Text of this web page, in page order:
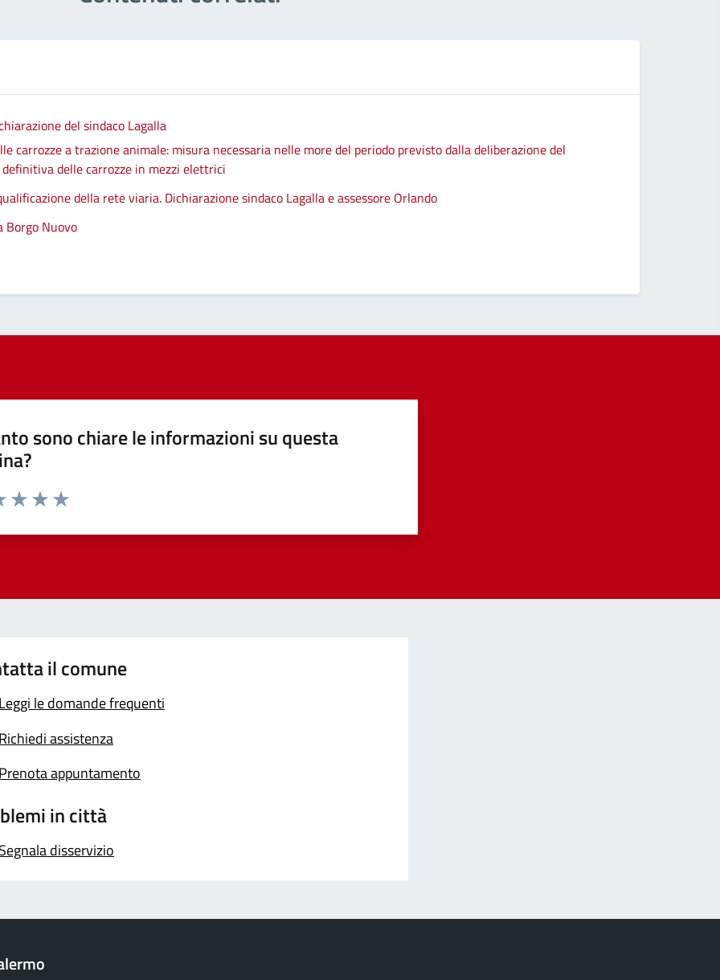
del sindaco Lagalla
carrozze a trazione animale: misura necessaria nelle more del periodo previsto dalla deliberazione del
delle carrozze in mezzi elettrici
della rete viaria. Dichiarazione sindaco Lagalla e assessore Orlando
Borgo Nuovo
sono chiare le informazioni su questa
il comune
Leggi le domande frequenti
Richiedi assistenza
Prenota appuntamento
in città
Segnala disservizio